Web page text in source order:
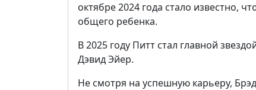
октябре 2024 года стало известно,
общего ребенка.
В 2025 году Питт стал главной
Дэвид Эйер.
Не смотря на успешную карьеру,